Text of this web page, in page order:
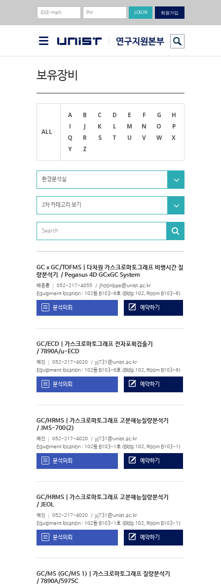
회원가입
보유장비
ALL
A B C D E F G
H
I
J K L M N O
P
Q
R S T U V W
X
Y
Z
환경분석실
2차 카테고리 보기
GC x GC/TOFMS | 다차원 가스크로마토그래프 비행시간 질
량분석기
/ Pegasus 4D GCxGC System
배종훈 052-217-4055 jhoonbae@unist.ac.kr
Equipment location : 102동 B103-6호 (Bldg.102, Room B103-6)
분석의뢰 예약하기
GC/ECD | 가스크로마토그래프 전자포획검출기
/ 7890A/u-ECD
예진 052-217-4020 yj731@unist.ac.kr
Equipment location : 102동 B103-6호 (Bldg.102, Room B103-6)
분석의뢰 예약하기
GC/HRMS | 가스크로마토그래프 고분해능질량분석기
/ JMS-700(2)
예진 052-217-4020 yj731@unist.ac.kr
Equipment location : 102동 B103-1호 (Bldg.102, Room B103-1)
분석의뢰 예약하기
GC/HRMS | 가스크로마토그래프 고분해능질량분석기
/ JEOL
예진 052-217-4020 yj731@unist.ac.kr
Equipment location : 102동 B103-1호 (Bldg.102, Room B103-1)
분석의뢰 예약하기
GC/MS (GC/MS 1) | 가스크로마토그래프 질량분석기
/ 7890A/5975C